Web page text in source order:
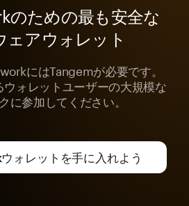
のための最も安全な
ェアウォレット
にはTangemが必要です。
ォレットユーザーの大規模な
に参加してください。
ォレットを手に入れよう